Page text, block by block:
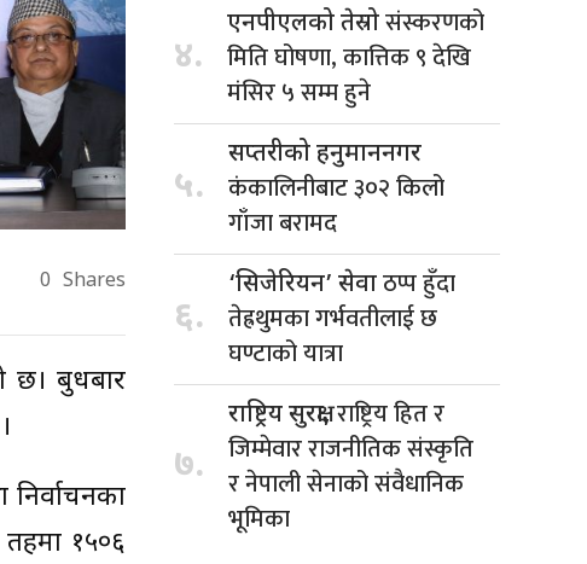
0 Shares
छ। बुधबार
१५०६
४.
एनपीएलको तेस्रोसंस्करणको
मिति घोषणा, कात्तिक ९ देखि
मंसिर ५ सम्म हुने
५.
सप्तरीको हनुमाननगर
कंकालिनीबाट ३०२ किलो
गाँजा बरामद
६.
‘सिजेरियन’ सेवाठप्प हुँदा
तेह्रथुमका गर्भवतीलाई छ
घण्टाको यात्रा
७.
राष्ट्रिय सुरक्षा,राष्ट्रिय हित र
जिम्मेवार राजनीतिक संस्कृति
र नेपाली सेनाको संवैधानिक
भूमिका